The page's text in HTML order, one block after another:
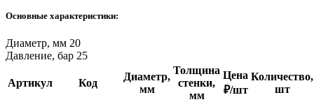
Основные характеристики:
Диаметр, мм 20
Давление, бар 25
Артикул Код
Диаметр,
мм
Толщина
стенки,
мм
Цена
₽/шт
Количество,
шт